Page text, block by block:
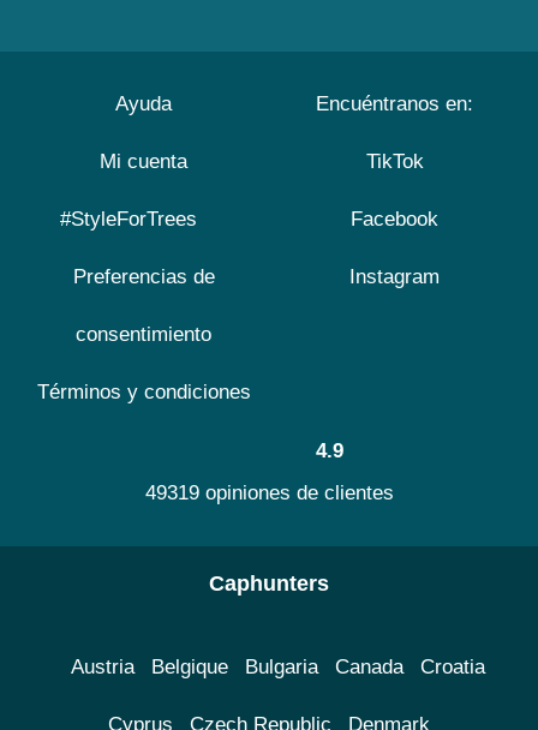
Ayuda
Mi cuenta
#StyleForTrees
Preferencias de
consentimiento
Términos y condiciones
Encuéntranos en:
TikTok
Facebook
Instagram
4.9
49319 opiniones de clientes
Caphunters
Austria Belgique Bulgaria Canada Croatia
Cyprus Czech Republic Denmark